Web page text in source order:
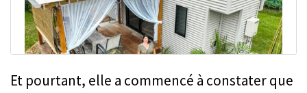
Et pourtant, elle a commencé à constater que